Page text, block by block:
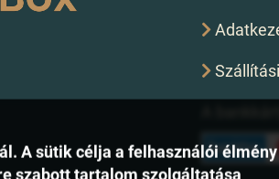
A sütik célja a felhasználói
szabott tartalom szolgáltatása